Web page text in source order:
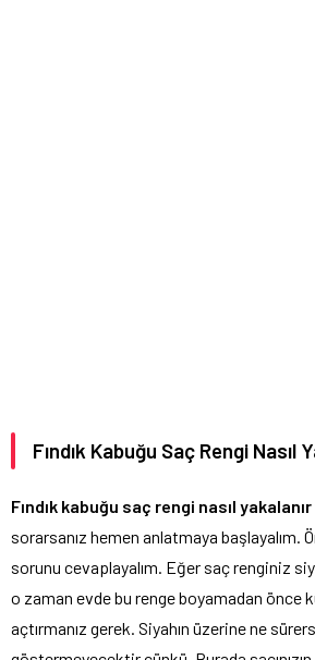
Fındık Kabuğu Saç Rengi Nasıl
Fındık kabuğu saç rengi nasıl yakalanır
sorarsanız hemen anlatmaya başlayalım.
sorunu cevaplayalım. Eğer saç renginiz
o zaman evde bu renge boyamadan önce
açtırmanız gerek. Siyahın üzerine ne